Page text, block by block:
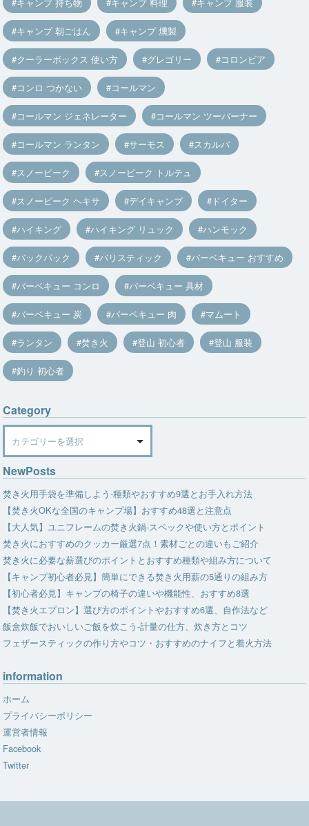
キャンプ 朝ごはん キャンプ 燻製
クーラーボックス 使い方 グレゴリー コロンビア
コンロ つかない コールマン
コールマン ジェネレーター コールマン ツーバーナー
コールマン ランタン サーモス スカルパ
スノーピーク スノーピーク トルテュ
スノーピーク ヘキサ デイキャンプ ドイター
ハイキング ハイキング リュック ハンモック
バックパック バリスティック バーベキュー おすすめ
バーベキュー コンロ バーベキュー 具材
バーベキュー 炭 バーベキュー 肉 マムート
ランタン 焚き火 登山 初心者 登山 服装
釣り 初心者
Category
Category
NewPosts
焚き火用手袋を準備しよう-種類やおすすめ9選とお手入れ方法
【焚き火OKな全国のキャンプ場】おすすめ48選と注意点
【大人気】ユニフレームの焚き火鍋-スペックや使い方とポイント
焚き火におすすめのクッカー厳選7点！素材ごとの違いもご紹介
焚き火に必要な薪選びのポイントとおすすめ種類や組み方について
【キャンプ初心者必見】簡単にできる焚き火用薪の5通りの組み方
【初心者必見】キャンプの椅子の違いや機能性、おすすめ8選
【焚き火エプロン】選び方のポイントやおすすめ6選、自作法など
飯盒炊飯でおいしいご飯を炊こう-計量の仕方、炊き方とコツ
フェザースティックの作り方やコツ・おすすめのナイフと着火方法
information
ホーム
プライバシーポリシー
運営者情報
Facebook
Twitter